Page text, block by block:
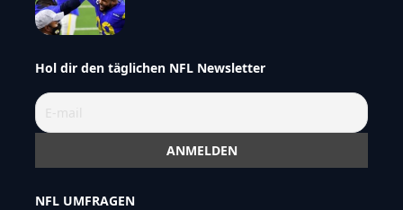
Hol dir den täglichen NFL Newsletter
NFL UMFRAGEN